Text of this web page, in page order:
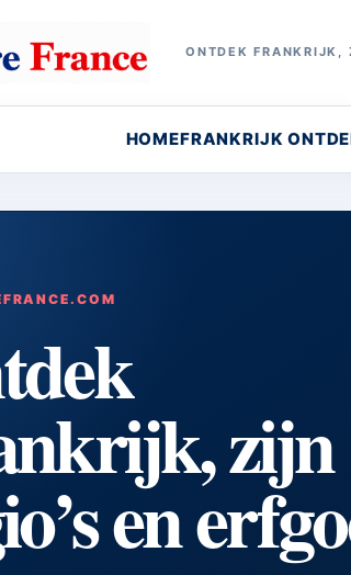
ONTDEK FRANKRIJK,
HOMEFRANKRIJK
zijn
en